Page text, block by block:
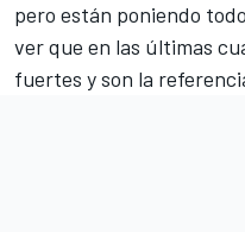
pero están poniendo
ver que en las últimas
fuertes y son la